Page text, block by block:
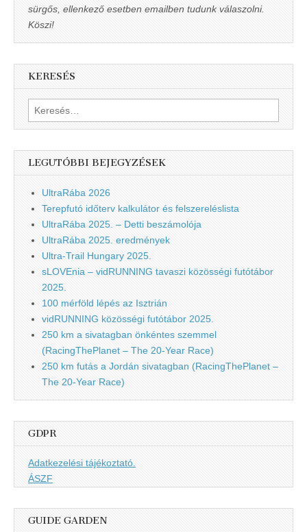
sürgős, ellenkező esetben emailben tudunk válaszolni.
Köszi!
KERESÉS
Keresés:
LEGUTÓBBI BEJEGYZÉSEK
UltraRába 2026
Terepfutó időterv kalkulátor és felszereléslista
UltraRába 2025. – Detti beszámolója
UltraRába 2025. eredmények
Ultra-Trail Hungary 2025.
sLOVEnia – vidRUNNING tavaszi közösségi futótábor
2025.
100 mérföld lépés az Isztrián
vidRUNNING közösségi futótábor 2025.
250 km a sivatagban önkéntes szemmel
(RacingThePlanet – The 20-Year Race)
250 km futás a Jordán sivatagban (RacingThePlanet –
The 20-Year Race)
GDPR
Adatkezelési tájékoztató.
ÁSZF
GUIDE GARDEN